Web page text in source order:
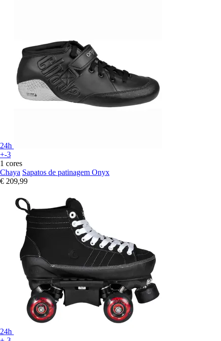
24h
+-3
1 cores
Chaya Sapatos de patinagem Onyx
€ 209,99
24h